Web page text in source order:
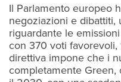
Il Parlamento europeo
negoziazioni e dibattiti,
riguardante le
con 370 voti
direttiva impone che i
completamente Green,